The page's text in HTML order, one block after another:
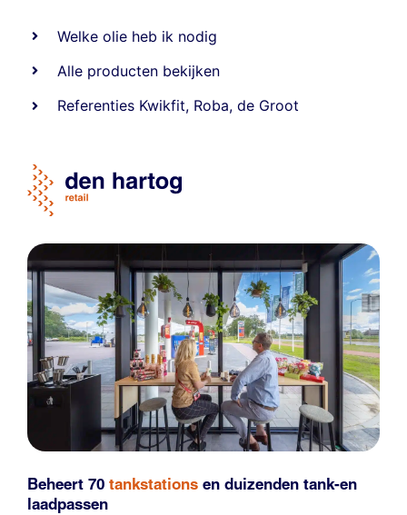
Welke olie heb ik nodig
Alle producten bekijken
Referenties Kwikfit, Roba,de Groot
Beheert 70 tankstations en duizenden tank-en
laadpassen